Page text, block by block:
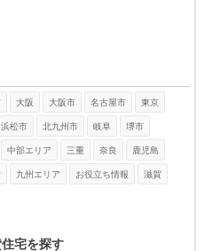
大阪 大阪市 名古屋市 東京
浜松市 北九州市 岐阜 堺市
中部エリア 三重 奈良 鹿児島
九州エリア お役立ち情報 滋賀
宅を探す